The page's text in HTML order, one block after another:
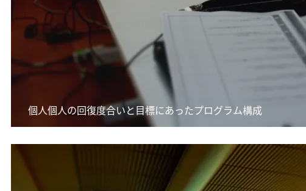
個人個人の回復度合いと目標にあったプログラム構成